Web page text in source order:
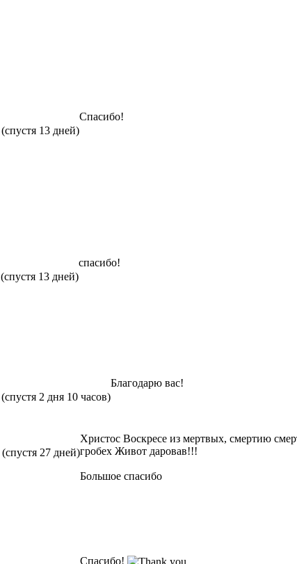
(спустя 13 дней)
Спасибо!
(спустя 13 дней)
спасибо!
(спустя 2 дня 10 часов)
Благодарю вас!
(спустя 27 дней)
Христос Воскресе из мертвых, смертию
гробех Живот даровав!!!
Большое спасибо
Спасибо!